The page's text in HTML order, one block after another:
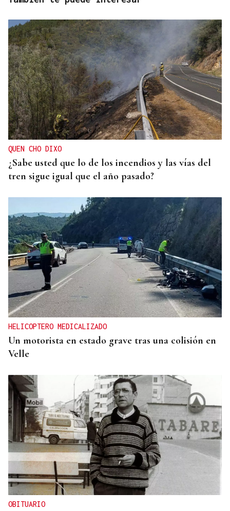
QUEN CHO DIXO
¿Sabe usted que lo de los incendios y las vías del
tren sigue igual que el año pasado?
HELICOPTERO MEDICALIZADO
Un motorista en estado grave tras una colisión en
Velle
OBITUARIO